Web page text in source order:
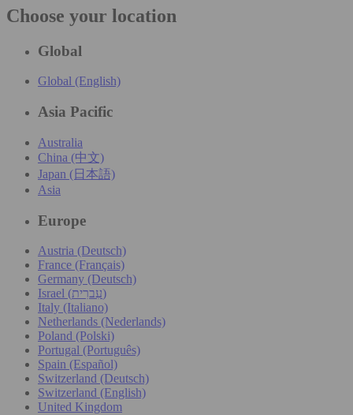
Choose your location
Global
Global (English)
Asia Pacific
Australia
China (中文)
Japan (日本語)
Asia
Europe
Austria (Deutsch)
France (Français)
Germany (Deutsch)
Israel (עִברִית)
Italy (Italiano)
Netherlands (Nederlands)
Poland (Polski)
Portugal (Português)
Spain (Español)
Switzerland (Deutsch)
Switzerland (English)
United Kingdom